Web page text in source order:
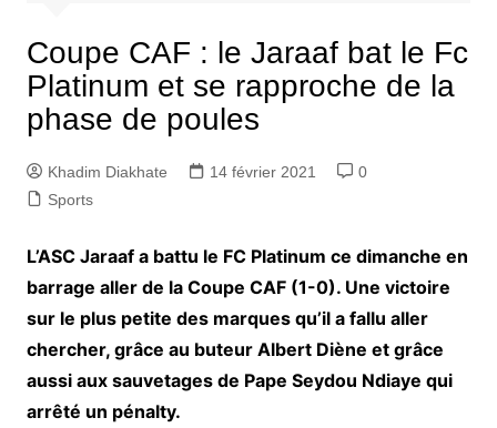
Coupe CAF : le Jaraaf bat le Fc
Platinum et se rapproche de la
phase de poules
Khadim Diakhate 14 février 2021
0
Sports
L’ASC Jaraaf a battu le FC Platinum ce dimanche en
barrage aller de la Coupe CAF (1-0). Une victoire
sur le plus petite des marques qu’il a fallu aller
chercher, grâce au buteur Albert Diène et grâce
aussi aux sauvetages de Pape Seydou Ndiaye qui
arrêté un pénalty.